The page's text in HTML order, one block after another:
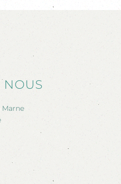
NOUS
Marne